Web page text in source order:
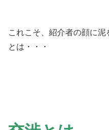
これこそ、紹介者の顔に
とは・・・